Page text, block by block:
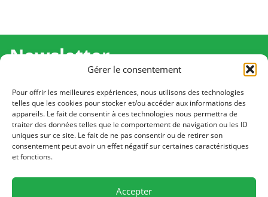
Gérer le consentement
Pour offrir les meilleures expériences, nous utilisons des technologies
telles que les cookies pour stocker et/ou accéder aux informations des
appareils. Le fait de consentir à ces technologies nous permettra de
traiter des données telles que le comportement de navigation ou les ID
uniques sur ce site. Le fait de ne pas consentir ou de retirer son
consentement peut avoir un effet négatif sur certaines caractéristiques
et fonctions.
Accepter
Newsletter
Recevez l'actualité de Ma Chance Moi Aussi pour en
savoir plus sur nos temps forts et nos résultats.
Cliquez pour vous inscrire